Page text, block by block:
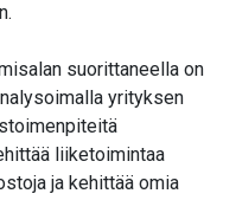
suorittaneella on
yrityksen
liiketoimintaa
ja kehittää omia